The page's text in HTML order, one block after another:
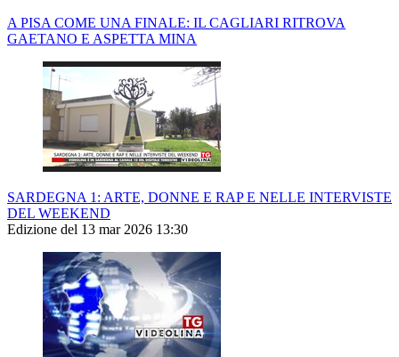
A PISA COME UNA FINALE: IL CAGLIARI RITROVA
GAETANO E ASPETTA MINA
SARDEGNA 1: ARTE, DONNE E RAP E NELLE INTERVISTE
DEL WEEKEND
Edizione del 13 mar 2026 13:30